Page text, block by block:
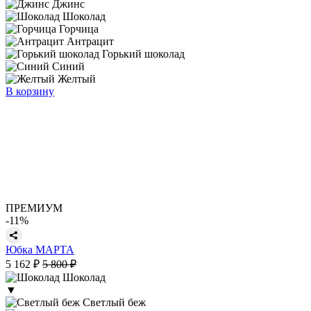
Джинс
Шоколад
Горчица
Антрацит
Горький шоколад
Синий
Желтый
В корзину
ПРЕМИУМ
-11%
Юбка МАРТА
5 162 ₽ 5 800 ₽
Шоколад
▼
Светлый беж